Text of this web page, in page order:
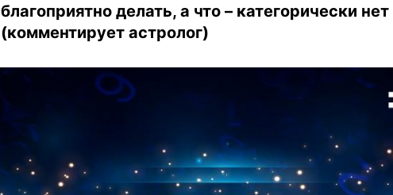
благоприятно делать, а что – категорически нет
(комментирует астролог)